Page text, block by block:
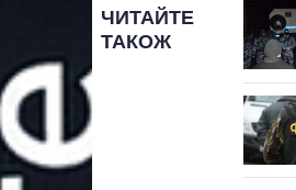
ЧИТАЙТЕ
ТАКОЖ